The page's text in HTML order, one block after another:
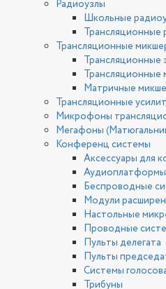
Радиоузлы
Школьные
Трансляционные
Трансляционные
Трансляционные
Трансляционные
Матричные
Трансляционные
Микрофоны
Мегафоны
Конференц системы
Аксессуары для
Аудиоплатформы
Беспроводные
Модули
Настольные
Проводные
Пульты делегата
Пульты
Системы
Трибуны